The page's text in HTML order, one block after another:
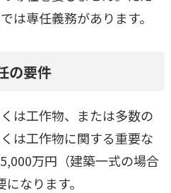
は専任義務があります。
の要件
は工作物、または多数の
は工作物に関する重要な
万円（建築一式の場合
なります。